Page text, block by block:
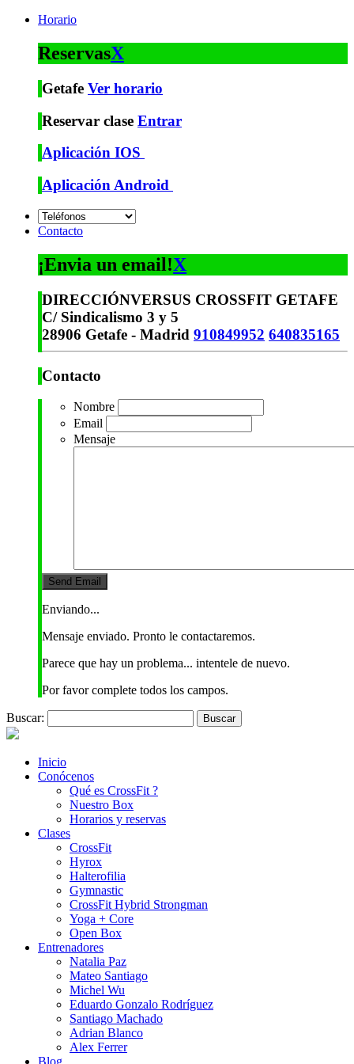
Horario
ReservasX
Getafe Ver horario
Reservar clase Entrar
Aplicación IOS
Aplicación Android
Contacto
¡Envia un email!X
DIRECCIÓNVERSUS CROSSFIT GETAFE
C/ Sindicalismo 3 y 5
28906 Getafe - Madrid 910849952 640835165
Contacto
Nombre
Email
Mensaje
Enviando...
Mensaje enviado. Pronto le contactaremos.
Parece que hay un problema... intentele de nuevo.
Por favor complete todos los campos.
Buscar:
Inicio
Conócenos
Qué es CrossFit ?
Nuestro Box
Horarios y reservas
Clases
CrossFit
Hyrox
Halterofilia
Gymnastic
CrossFit Hybrid Strongman
Yoga + Core
Open Box
Entrenadores
Natalia Paz
Mateo Santiago
Michel Wu
Eduardo Gonzalo Rodríguez
Santiago Machado
Adrian Blanco
Alex Ferrer